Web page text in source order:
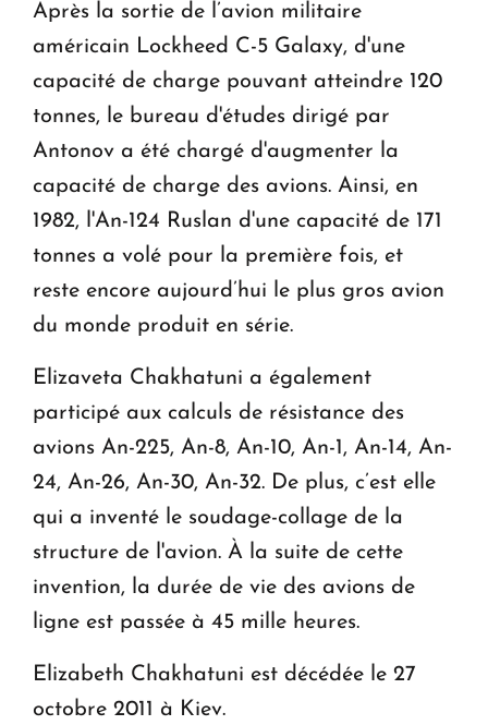
Après la sortie de l’avion militaire
américain Lockheed C-5 Galaxy, d'une
capacité de charge pouvant atteindre 120
tonnes, le bureau d'études dirigé par
Antonov a été chargé d'augmenter la
capacité de charge des avions. Ainsi, en
1982, l'An-124 Ruslan d'une capacité de 171
tonnes a volé pour la première fois, et
reste encore aujourd’hui le plus gros avion
du monde produit en série.
Elizaveta Chakhatuni a également
participé aux calculs de résistance des
avions An-225, An-8, An-10, An-1, An-14, An-
24, An-26, An-30, An-32. De plus, c’est elle
qui a inventé le soudage-collage de la
structure de l'avion. À la suite de cette
invention, la durée de vie des avions de
ligne est passée à 45 mille heures.
Elizabeth Chakhatuni est décédée le 27
octobre 2011 à Kiev.